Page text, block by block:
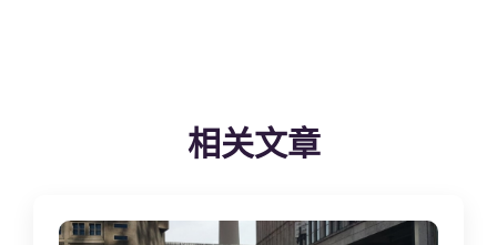
相关文章